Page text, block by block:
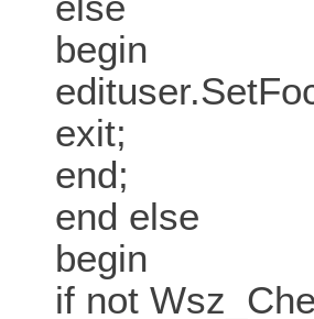
begin
exit;
end;
end else
begin
if not